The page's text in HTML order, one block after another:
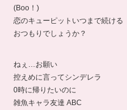
(Boo！)
恋のキューピットいつまで続ける
おつもりでしょうか？
ねぇ…お願い
控えめに言ってシンデレラ
0時に帰りたいのに
雑魚キャラ友達 ABC